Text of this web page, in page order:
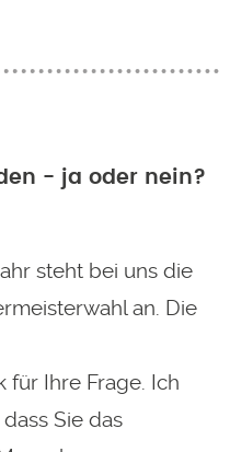
- ja oder nein?
steht bei uns die
an. Die
für Ihre Frage. Ich
Sie das